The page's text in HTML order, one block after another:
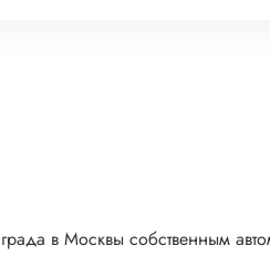
в Москвы собственным